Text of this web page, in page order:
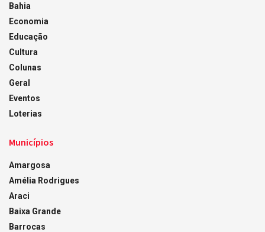
Bahia
Economia
Educação
Cultura
Colunas
Geral
Eventos
Loterias
Municípios
Amargosa
Amélia Rodrigues
Araci
Baixa Grande
Barrocas